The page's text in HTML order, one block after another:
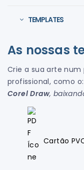
TEMPLATES
As nossas
Crie a sua arte
profissional, como o:
Corel Draw,
Cartão